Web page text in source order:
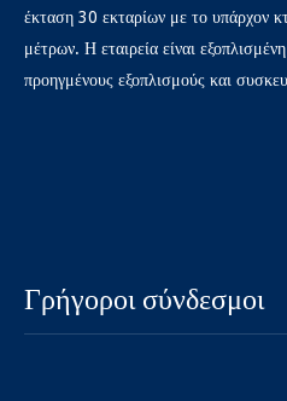
έκταση 30 εκταρίων με το υπάρχον
μέτρων. Η εταιρεία είναι
προηγμένους εξοπλισμούς και
Γρήγοροι σύνδεσμοι